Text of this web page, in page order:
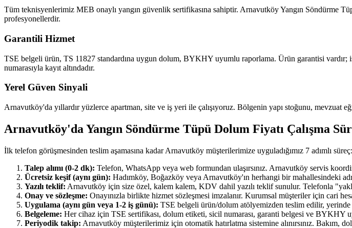
Tüm teknisyenlerimiz MEB onaylı yangın güvenlik sertifikasına sahiptir. Arnavutköy Yangın Söndürme
profesyonellerdir.
Garantili Hizmet
TSE belgeli ürün, TS 11827 standardına uygun dolum, BYKHY uyumlu raporlama. Ürün garantisi
numarasıyla kayıt altındadır.
Yerel Güven Sinyali
Arnavutköy'da yıllardır yüzlerce apartman, site ve iş yeri ile çalışıyoruz. Bölgenin yapı stoğunu, mevzuat
Arnavutköy'da Yangın Söndürme Tüpü Dolum Fiyatı Çalışma
İlk telefon görüşmesinden teslim aşamasına kadar Arnavutköy müşterilerimize uyguladığımız 7 adımlı süreç:
Talep alımı (0-2 dk): Telefon, WhatsApp veya web formundan ulaşırsınız. Arnavutköy servis
Ücretsiz keşif (aynı gün): Hadımköy, Boğazköy veya Arnavutköy'ın herhangi bir mahallesindeki
Yazılı teklif: Arnavutköy için size özel, kalem kalem, KDV dahil yazılı teklif sunulur. Telefonla
Onay ve sözleşme: Onayınızla birlikte hizmet sözleşmesi imzalanır. Kurumsal müşteriler için cari
Uygulama (aynı gün veya 1-2 iş günü): TSE belgeli ürün/dolum atölyemizden teslim edilir,
Belgeleme: Her cihaz için TSE sertifikası, dolum etiketi, sicil numarası, garanti belgesi ve BYKHY
Periyodik takip: Arnavutköy müşterilerimiz için otomatik hatırlatma sistemine alınırsınız. Bakım,